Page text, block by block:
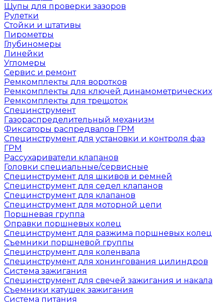
Щупы для проверки зазоров
Рулетки
Стойки и штативы
Пирометры
Глубиномеры
Линейки
Угломеры
Сервис и ремонт
Ремкомплекты для воротков
Ремкомплекты для ключей динамометрических
Ремкомплекты для трещоток
Специнструмент
Газораспределительный механизм
Фиксаторы распредвалов ГРМ
Специнструмент для установки и контроля фаз
ГРМ
Рассухариватели клапанов
Головки специальные/сервисные
Специнструмент для шкивов и ремней
Специнструмент для седел клапанов
Специнструмент для клапанов
Специнструмент для моторной цепи
Поршневая группа
Оправки поршневых колец
Специнструмент для разжима поршневых колец
Съемники поршневой группы
Специнструмент для коленвала
Специнструмент для хонингования цилиндров
Система зажигания
Специнструмент для свечей зажигания и накала
Съемники катушек зажигания
Система питания